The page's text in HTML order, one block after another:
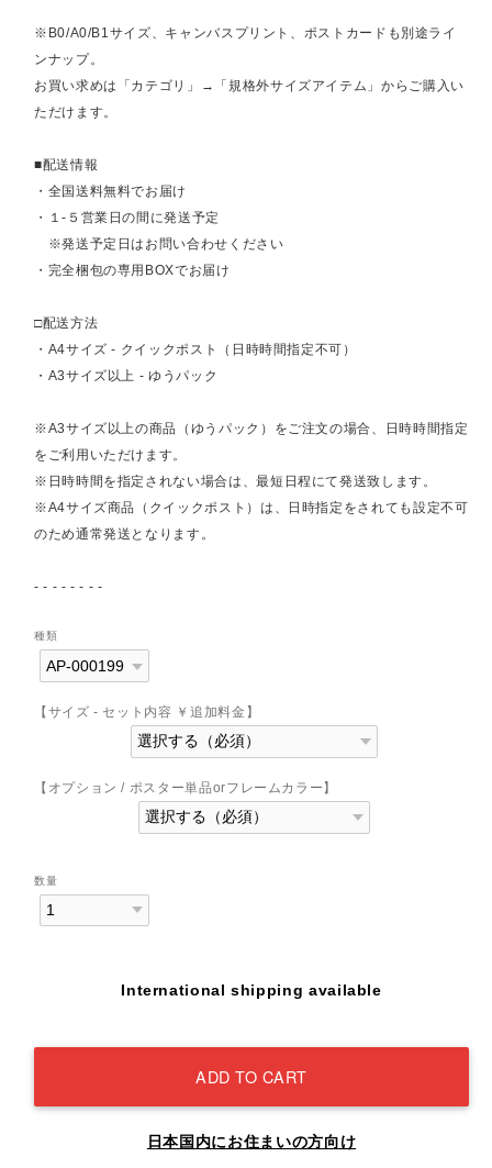
※B0/A0/B1サイズ、キャンバスプリント、ポストカードも別途ライ
ンナップ。
お買い求めは「カテゴリ」→「規格外サイズアイテム」からご購入い
ただけます。
■配送情報
・全国送料無料でお届け
・１-５営業日の間に発送予定
※発送予定日はお問い合わせください
・完全梱包の専用BOXでお届け
□配送方法
・A4サイズ - クイックポスト（日時時間指定不可）
・A3サイズ以上 - ゆうパック
※A3サイズ以上の商品（ゆうパック）をご注文の場合、日時時間指定
をご利用いただけます。
※日時時間を指定されない場合は、最短日程にて発送致します。
※A4サイズ商品（クイックポスト）は、日時指定をされても設定不可
のため通常発送となります。
- - - - - - - -
種類
【サイズ - セット内容 ￥追加料金】
【オプション / ポスター単品orフレームカラー】
数量
International shipping available
ADD TO CART
日本国内にお住まいの方向け